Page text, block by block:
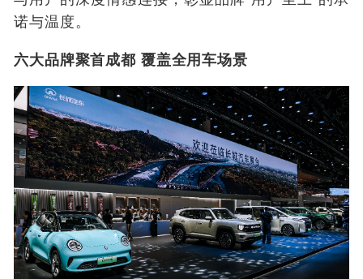
诺与温度。
六大品牌聚首成都 覆盖全用车场景